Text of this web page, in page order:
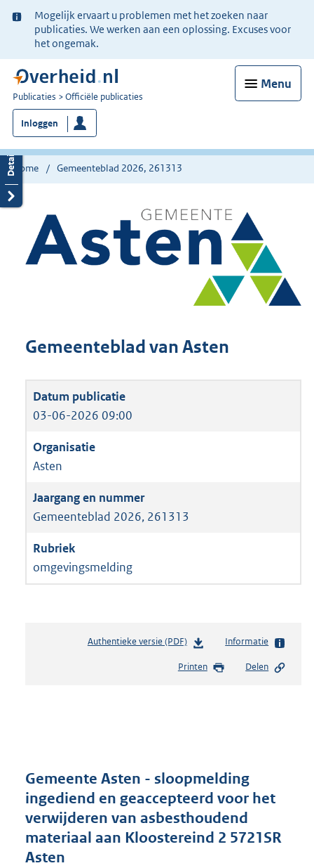
Ter
informatie:
Mogelijk ervaart u problemen met het zoeken naar
publicaties. We werken aan een oplossing. Excuses voor
het ongemak.
Menu
U
bent
nu
hier:
Publicaties Officiële publicaties
Inloggen
Home Gemeenteblad 2026, 261313
Gemeenteblad van Asten
03-06-2026 09:00
Asten
Gemeenteblad 2026, 261313
omgevingsmelding
Authentieke versie (PDF)b
s
r
o
o
t
t
Informatie
Printen Delen
Gemeente Asten - sloopmelding
ingediend en geaccepteerd voor het
verwijderen van asbesthoudend
materiaal aan Kloostereind 2 5721SR
Asten